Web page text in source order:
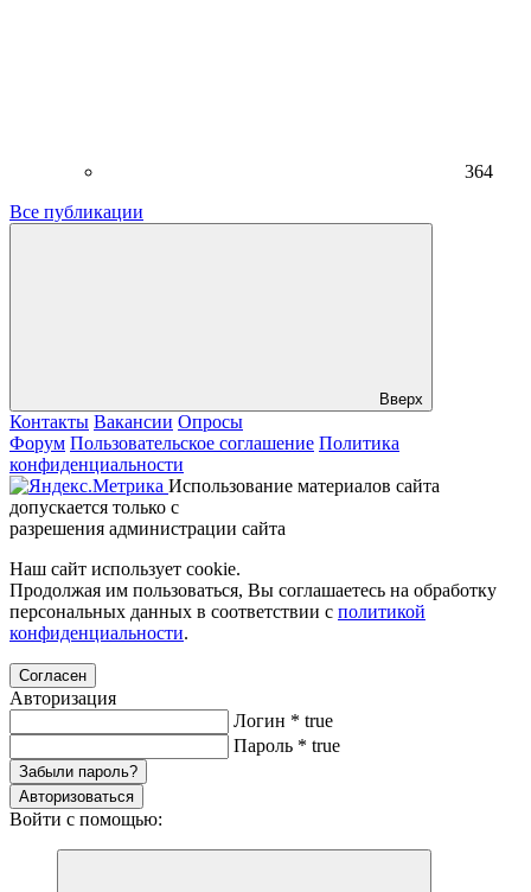
364
Все публикации
Вверх
Контакты Вакансии Опросы
Форум Пользовательское соглашение Политика
конфиденциальности
Использование материалов сайта
допускается только с
разрешения администрации сайта
Наш сайт использует cookie.
Продолжая им пользоваться, Вы соглашаетесь на обработку
персональных данных в соответствии с политикой
конфиденциальности.
Согласен
Авторизация
Логин * true
Пароль * true
Забыли пароль?
Авторизоваться
Войти с помощью: